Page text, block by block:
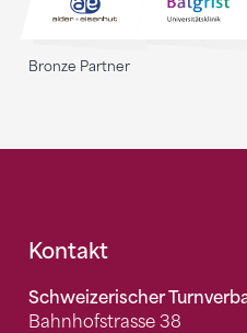
Bronze Partner
Fusszeile
Kontakt
Schweizerischer
Bahnhofstrasse 38